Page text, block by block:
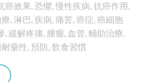
癌效果,恐懼,慢性疾病,抗癌作用,
,淋巴,疾病,痛苦,癌症,癌細胞
,緩解疼痛, 腫瘤, 血管,輔助治療,
藥性,預防,飲食習慣